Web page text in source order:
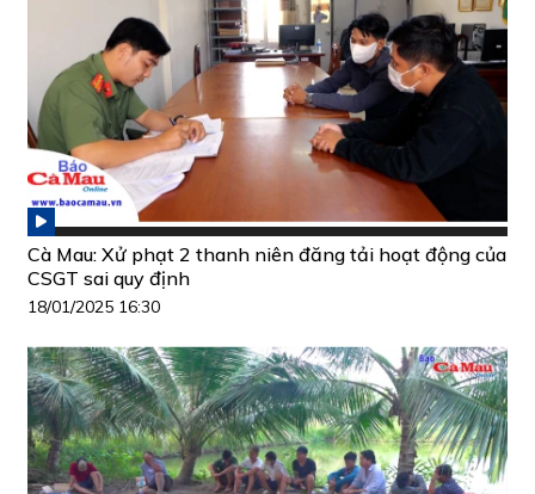
Cà Mau: Xử phạt 2 thanh niên đăng tải hoạt động của
CSGT sai quy định
18/01/2025 16:30